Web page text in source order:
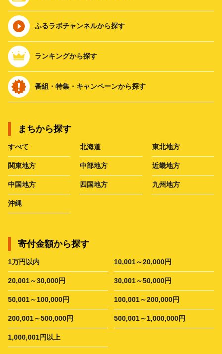
ふるラボチャンネルから探す
ランキングから探す
番組・特集・キャンペーンから探す
まちから探す
すべて 北海道 東北地方
関東地方 中部地方 近畿地方
中国地方 四国地方 九州地方
沖縄
寄付金額から探す
1万円以内 10,001～20,000円
20,001～30,000円 30,001～50,000円
50,001～100,000円 100,001～200,000円
200,001～500,000円 500,001～1,000,000円
1,000,001円以上